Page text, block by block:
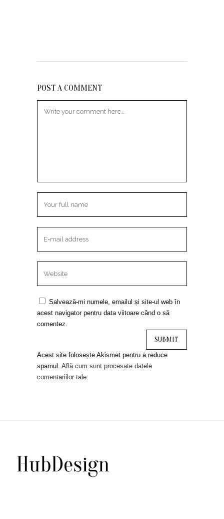
POST A COMMENT
Salvează-mi numele, emailul și site-ul web în
acest navigator pentru data viitoare când o să
comentez.
Acest site folosește Akismet pentru a reduce
spamul. Află cum sunt procesate datele
comentariilor tale.